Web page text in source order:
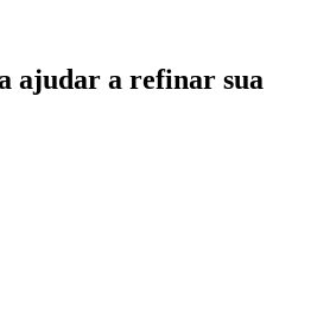
ajudar a refinar sua